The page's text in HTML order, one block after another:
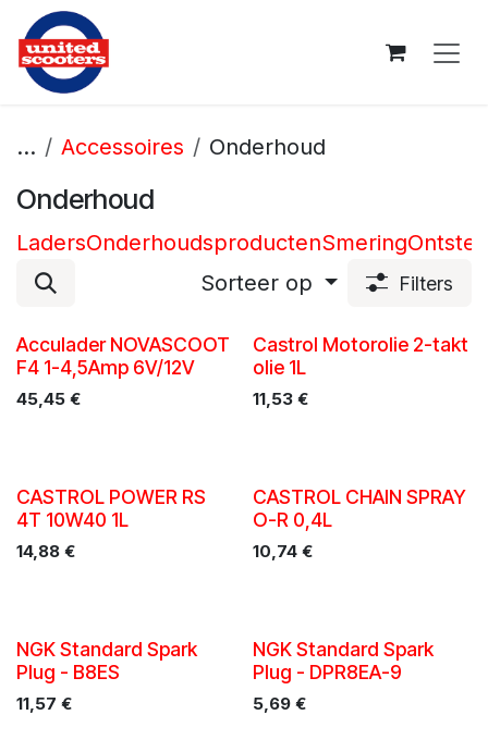
Overslaan naar inhoud
... Accessoires Onderhoud
Onderhoud
LadersOnderhoudsproductenSmering
Sorteer op
Filters
Acculader NOVASCOOT
F4 1-4,5Amp 6V/12V
45,45 €
Castrol Motorolie 2-takt
olie 1L
11,53€
CASTROL POWER RS
4T 10W40 1L
14,88 €
CASTROL CHAIN SPRAY
O-R 0,4L
10,74€
NGK Standard Spark
Plug - B8ES
11,57 €
NGK Standard Spark
Plug - DPR8EA-9
5,69€